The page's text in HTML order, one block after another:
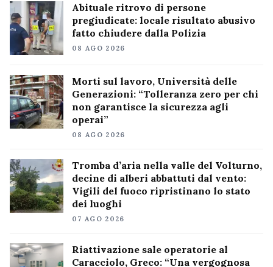
Abituale ritrovo di persone
pregiudicate: locale risultato abusivo
fatto chiudere dalla Polizia
08 AGO 2026
Morti sul lavoro, Università delle
Generazioni: “Tolleranza zero per chi
non garantisce la sicurezza agli
operai”
08 AGO 2026
Tromba d’aria nella valle del Volturno,
decine di alberi abbattuti dal vento:
Vigili del fuoco ripristinano lo stato
dei luoghi
07 AGO 2026
Riattivazione sale operatorie al
Caracciolo, Greco: “Una vergognosa